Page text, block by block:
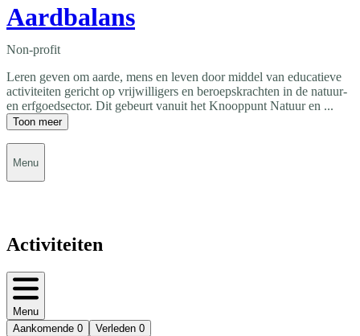
Aardbalans
Non-profit
Leren geven om aarde, mens en leven door middel van educatieve
activiteiten gericht op vrijwilligers en beroepskrachten in de natuur-
en erfgoedsector. Dit gebeurt vanuit het Knooppunt Natuur en ...
Toon meer
Menu
Activiteiten
Menu
Aankomende 0 Verleden 0